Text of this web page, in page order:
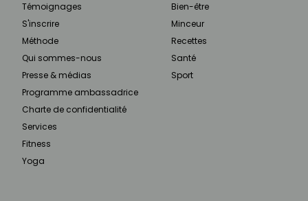
Témoignages
S'inscrire
Méthode
Qui sommes-nous
Presse & médias
Programme ambassadrice
Charte de confidentialité
Services
Fitness
Yoga
Bien-être
Minceur
Recettes
Santé
Sport